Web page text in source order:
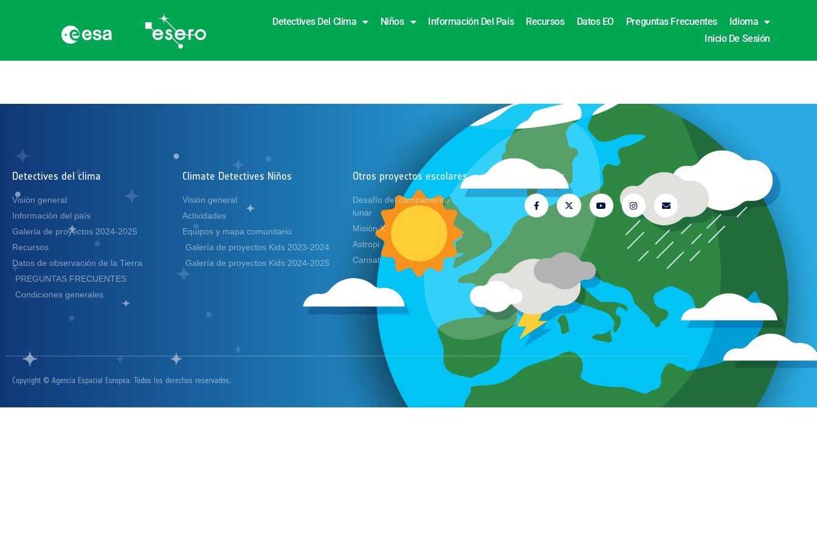
Detectives Del Clima Niños Información Del País Recursos Datos EO Preguntas Frecuentes
Idioma
Inicio De Sesión
Detectives del clima
Visión general
Información del país
Galería de proyectos 2024-2025
Recursos
Datos de observación de la Tierra
PREGUNTAS FRECUENTES
Condiciones generales
Climate Detectives Niños
Visión general
Actividades
Equipos y mapa comunitario
Galería de proyectos Kids 2023-2024
Galería de proyectos Kids 2024-2025
Otros proyectos escolares
Desafío del campamento
lunar
Misión X
Astropi
Cansat
Síguenos
Copyright © Agencia Espacial Europea. Todos los derechos reservados.